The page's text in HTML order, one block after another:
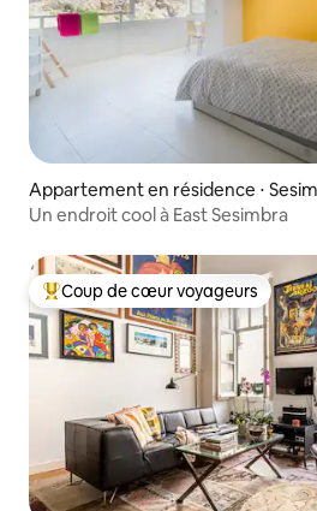
Appartement en résidence ⋅
Un endroit cool à East Sesimbra
Coups de cœur voyageurs les plus
Coup de cœur voyageurs